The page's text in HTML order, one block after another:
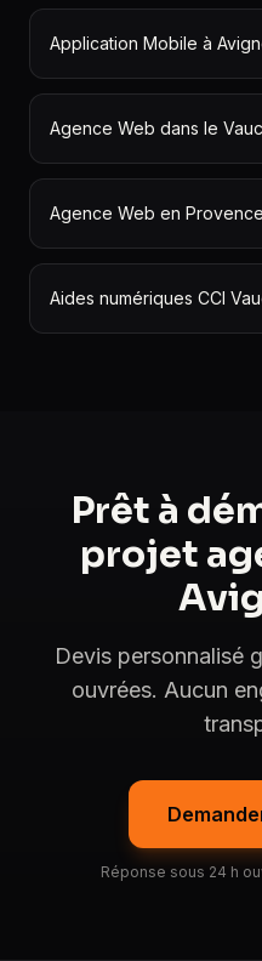
Application Mobile à
Agence Web dans le
Agence Web en
Aides numériques CCI
Prêt à
projet
Devis personnalisé
ouvrées. Aucun
Réponse sous 24 h